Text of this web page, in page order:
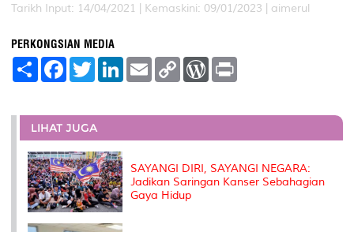
Tarikh Input: 14/04/2021 | Kemaskini: 09/01/2023 | aimerul
PERKONGSIAN MEDIA
S
e
F
a
b
o
o
k
T
w
t
e
r
L
e
I
E
m
l
C
L
n
W
P
e
s
t
LIHAT JUGA
SAYANGI DIRI, SAYANGI NEGARA:
Jadikan Saringan Kanser Sebahagian
Gaya Hidup